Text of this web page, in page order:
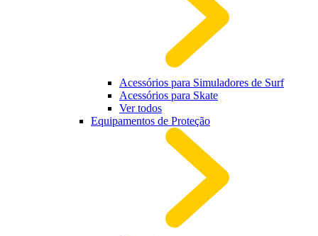
Acessórios para Simuladores de Surf
Acessórios para Skate
Ver todos
Equipamentos de Proteção